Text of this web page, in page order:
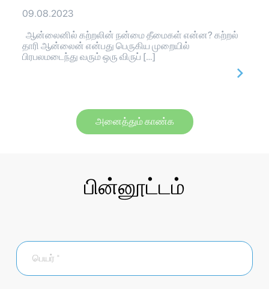
09.08.2023
ஆன்லைனில் கற்றலின் நன்மை தீமைகள் என்ன? கற்றல்
தாரி ஆன்லைன் என்பது பெருகிய முறையில்
பிரபலமடைந்து வரும் ஒரு விருப் […]
அனைத்தும் காண்க
பின்னூட்டம்